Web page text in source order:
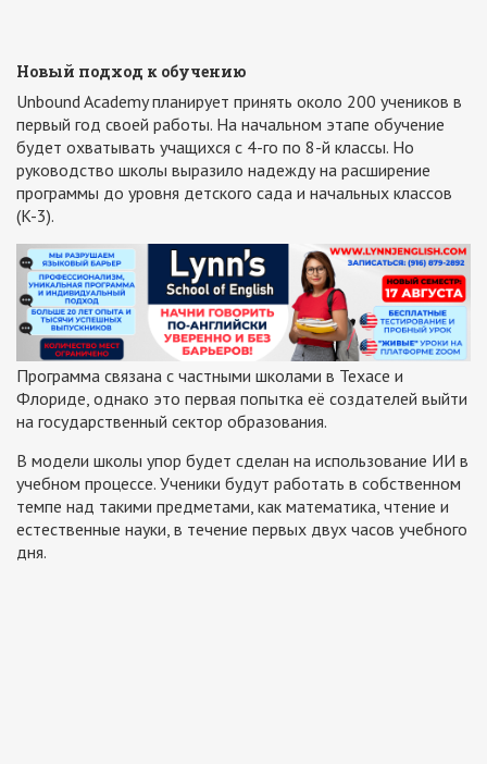
Новый подход к обучению
Unbound Academy планирует принять около 200 учеников в
первый год своей работы. На начальном этапе обучение
будет охватывать учащихся с 4-го по 8-й классы. Но
руководство школы выразило надежду на расширение
программы до уровня детского сада и начальных классов
(K-3).
Программа связана с частными школами в Техасе и
Флориде, однако это первая попытка её создателей выйти
на государственный сектор образования.
В модели школы упор будет сделан на использование ИИ в
учебном процессе. Ученики будут работать в собственном
темпе над такими предметами, как математика, чтение и
естественные науки, в течение первых двух часов учебного
дня.